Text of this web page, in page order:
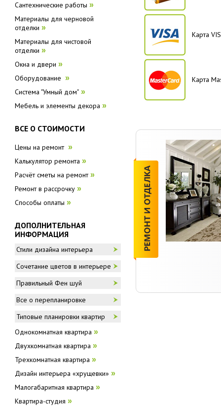
Карта
Карта
Сантехнические работы »
Материалы для черновой
отделки »
Материалы для чистовой
отделки »
Окна и двери »
Оборудование »
Система "Умный дом" »
Мебель и элементы декора »
ВСЕ О СТОИМОСТИ
Цены на ремонт »
Калькулятор ремонта »
Расчёт сметы на ремонт»
Ремонт в рассрочку »
Способы оплаты »
ДОПОЛНИТЕЛЬНАЯ
ИНФОРМАЦИЯ
Стили дизайна интерьера
Сочетание цветов в интерьере
Правильный Фен шуй
Все о перепланировке
Типовые планировки квартир
Однокомнатная квартира »
Двухкомнатная квартира »
Трехкомнатная квартира »
Дизайн интерьера «хрущевки» »
Малогабаритная квартира »
Квартира-студия »